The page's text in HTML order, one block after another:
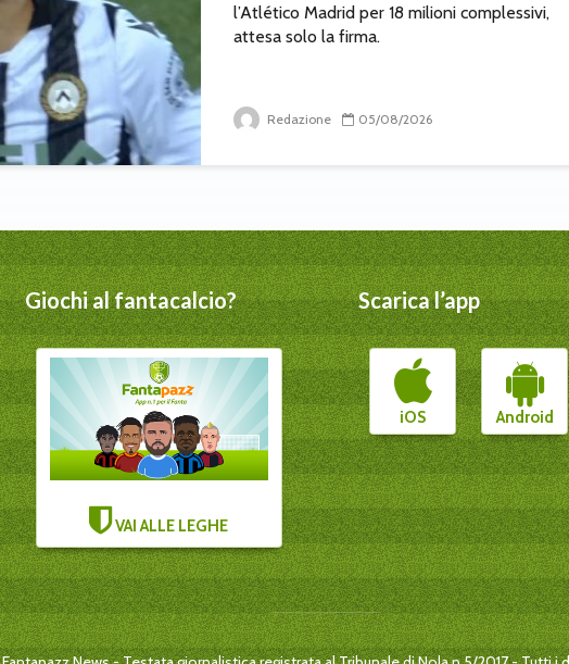
l’Atlético Madrid per 18 milioni complessivi,
attesa solo la firma.
Redazione 05/08/2026
Giochi al fantacalcio?
VAI ALLE LEGHE
Scarica l’app
iOS Android